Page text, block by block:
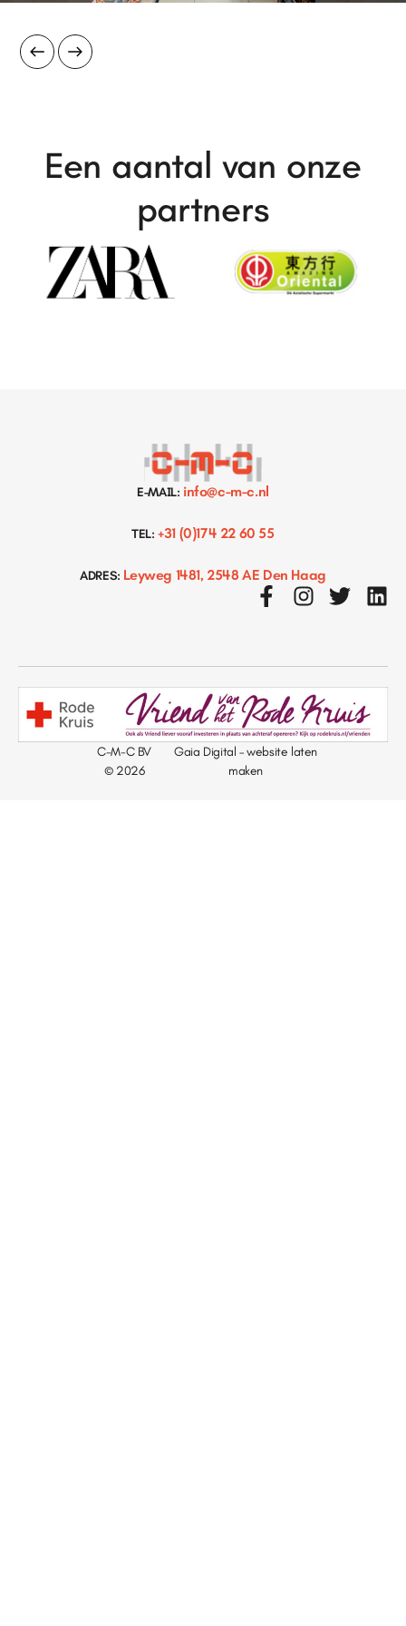
Een aantal van onze
partners
E-MAIL: info@c-m-c.nl
TEL: +31 (0)174 22 60 55
ADRES: Leyweg 1481, 2548 AE Den Haag
C-M-C BV
© 2026
Gaia Digital – website laten
maken